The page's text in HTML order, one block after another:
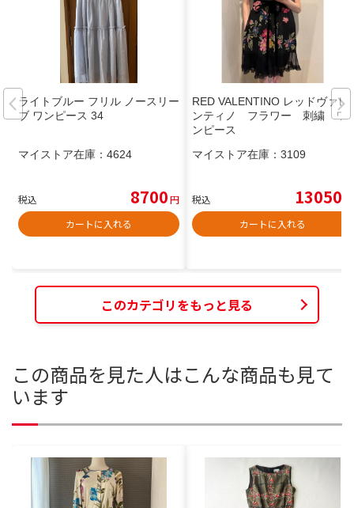
ライトブルー フリル ノースリー
ブ ワンピース 34
マイストア在庫： 4624
税込 8700円
カートに入れる
RED VALENTINO レッドヴァレ
ンティノ フラワー 刺繍 ワ
ンピース
マイストア在庫： 3109
税込 13050
カートに入れる
このカテゴリをもっと見る
この商品を見た人はこんな商品も見て
います